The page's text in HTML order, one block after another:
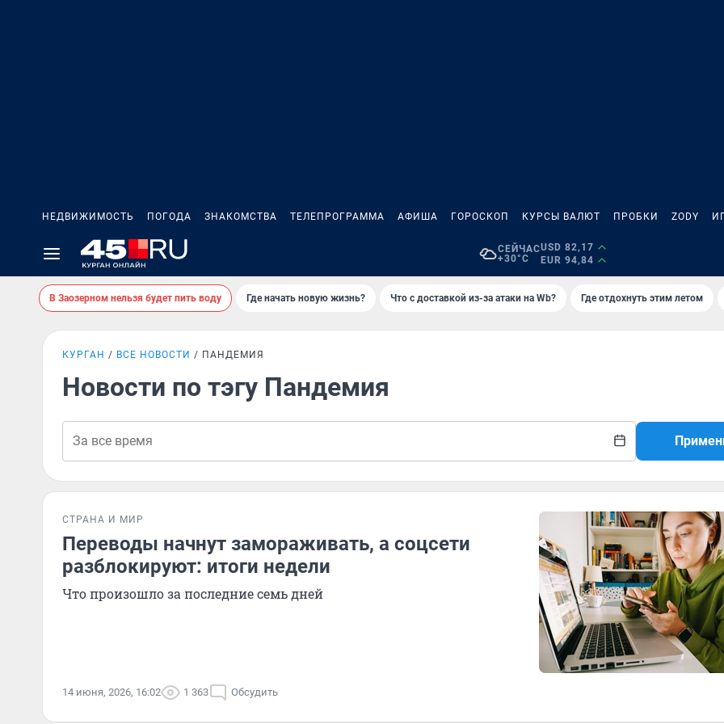
НЕДВИЖИМОСТЬ ПОГОДА ЗНАКОМСТВА ТЕЛЕПРОГРАММА АФИША ГОРОСКОП КУРСЫ ВАЛЮТ ПРОБКИ ZODY
СЕЙЧАС
+30°C
USD 82,17
EUR 94,84
В Заозерном нельзя будет пить воду Где начать новую жизнь? Что с доставкой из-за атаки на Wb? Где отдохнуть этим летом
КУРГАН ВСЕ НОВОСТИ ПАНДЕМИЯ
Новости по тэгу Пандемия
СТРАНА И МИР
Переводы начнут замораживать, а соцсети
разблокируют: итоги недели
Что произошло за последние семь дней
14 июня, 2026, 16:02 1 363 Обсудить